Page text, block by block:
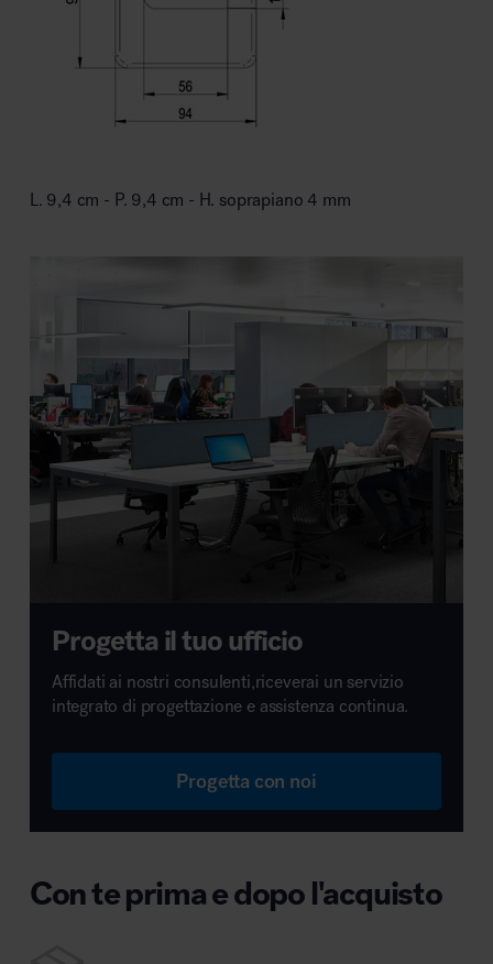
L. 9,4 cm - P. 9,4 cm - H. soprapiano 4 mm
Progetta il tuo ufficio
Affidati ai nostri consulenti,riceverai un servizio
integrato di progettazione e assistenza continua.
Progetta con noi
Con te prima e dopo l'acquisto